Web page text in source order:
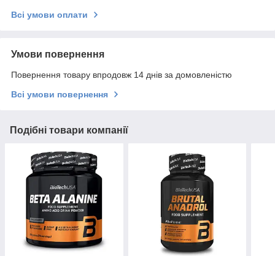
Всі умови оплати
Умови повернення
Повернення товару впродовж 14 днів за домовленістю
Всі умови повернення
Подібні товари компанії